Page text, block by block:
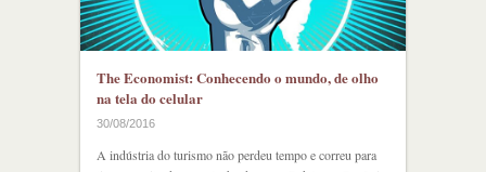
The Economist: Conhecendo o mundo, de olho
na tela do celular
30/08/2016
A indústria do turismo não perdeu tempo e correu para